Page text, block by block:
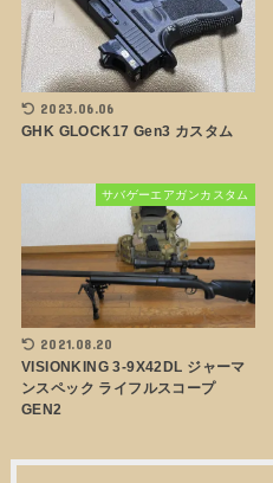
2023.06.06
GHK GLOCK17 Gen3 カスタム
サバゲーエアガンカスタム
2021.08.20
VISIONKING 3-9X42DL ジャーマ
ンスペック ライフルスコープ
GEN2